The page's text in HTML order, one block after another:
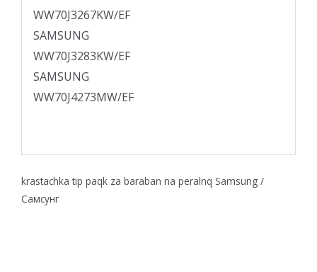
WW70J3267KW/EF
SAMSUNG
WW70J3283KW/EF
SAMSUNG
WW70J4273MW/EF
krastachka tip paqk za baraban na peralnq Samsung /
Самсунг